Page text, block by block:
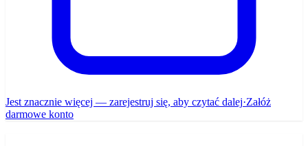
Jest znacznie więcej — zarejestruj się, aby czytać dalej·Załóż
darmowe konto